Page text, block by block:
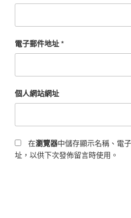
電子郵件地址*
個人網站網址
在瀏覽器中儲存顯示名稱、電
址，以供下次發佈留言時使用。